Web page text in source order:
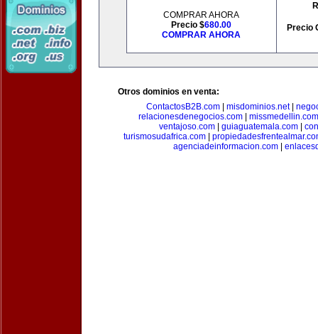
COMPRAR AHORA
Precio $680.00
COMPRAR AHORA
Precio
Otros dominios en venta:
ContactosB2B.com| misdominios.net|
relacionesdenegocios.com| missmedellin.com
ventajoso.com
guiaguatemala.com
turismosudafrica.com
agenciadeinformacion.com